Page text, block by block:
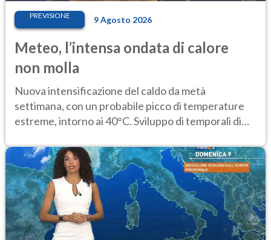
PREVISIONE 9 Agosto 2026
Meteo, l’intensa ondata di calore
non molla
Nuova intensificazione del caldo da metà
settimana, con un probabile picco di temperature
estreme, intorno ai 40°C. Sviluppo di temporali di